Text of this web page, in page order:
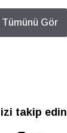
Tümünü Gör
takip edin